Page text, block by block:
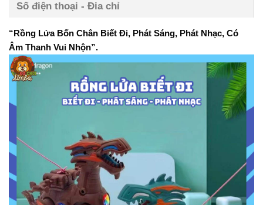
Số điện thoại - Đia chỉ
“Rồng Lửa Bốn Chân Biết Đi, Phát Sáng, Phát Nhạc, Có
Âm Thanh Vui Nhộn”.